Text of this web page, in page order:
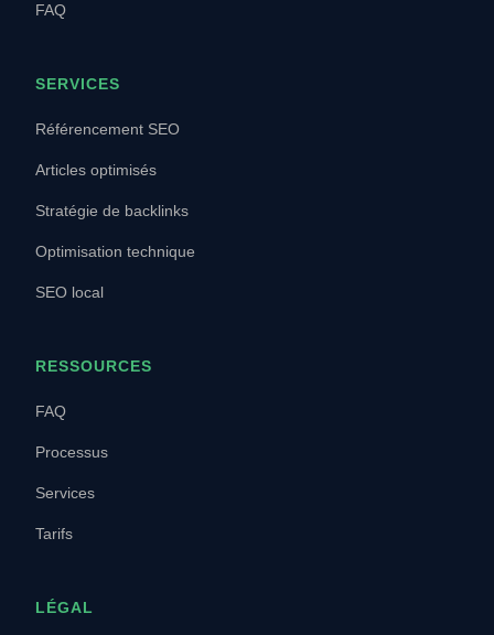
FAQ
SERVICES
Référencement SEO
Articles optimisés
Stratégie de backlinks
Optimisation technique
SEO local
RESSOURCES
FAQ
Processus
Services
Tarifs
LÉGAL